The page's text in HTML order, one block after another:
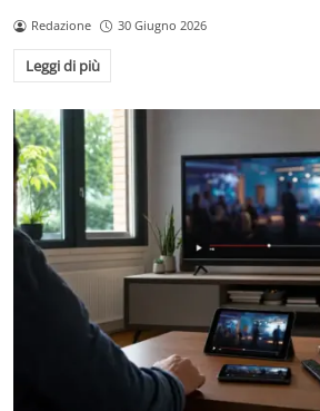
Redazione 30 Giugno 2026
Leggi di più